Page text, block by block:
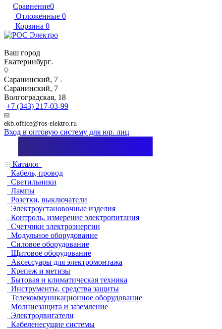
Сравнение0
Отложенные 0
Корзина 0
Ваш город
Екатеринбург
Саранинский, 7
Саранинский, 7
Волгоградская, 18
+7 (343) 217-03-99
ekb.office@ros-elektro.ru
Вход в оптовую систему для юр. лиц
Каталог
Кабель, провод
Светильники
Лампы
Розетки, выключатели
Электроустановочные изделия
Контроль, измерение электропитания
Счетчики электроэнергии
Модульное оборудование
Силовое оборудование
Щитовое оборудование
Аксессуары для электромонтажа
Крепеж и метизы
Бытовая и климатическая техника
Инструменты, средства защиты
Телекоммуникационное оборудование
Молниезащита и заземление
Электродвигатели
Кабеленесущие системы